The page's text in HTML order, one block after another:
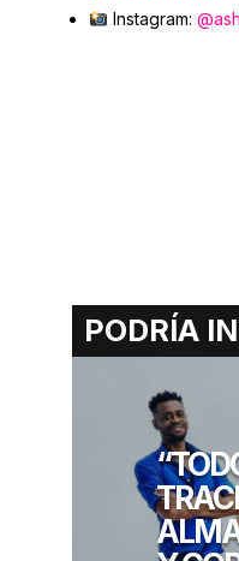
Instagram:
PODRÍA